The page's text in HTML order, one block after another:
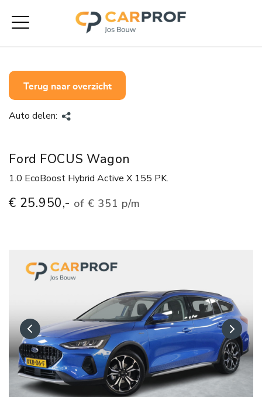
Terug naar overzicht
Auto delen:
Ford FOCUS Wagon
1.0 EcoBoost Hybrid Active X 155 PK.
€ 25.950,- of € 351 p/m